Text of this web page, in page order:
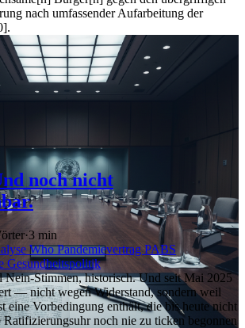
nach umfassender Aufarbeitung der
noch nicht
·3 min
WhoPandemievertragPABS
Gesundheitspolitik
Nein-Stimmen, historisch. Und seit Mai 2025
— nicht wegen Widerstand, sondern weil
eine Vorbedingung enthält, die bis heute nicht
noch nie zu ticken begonnen